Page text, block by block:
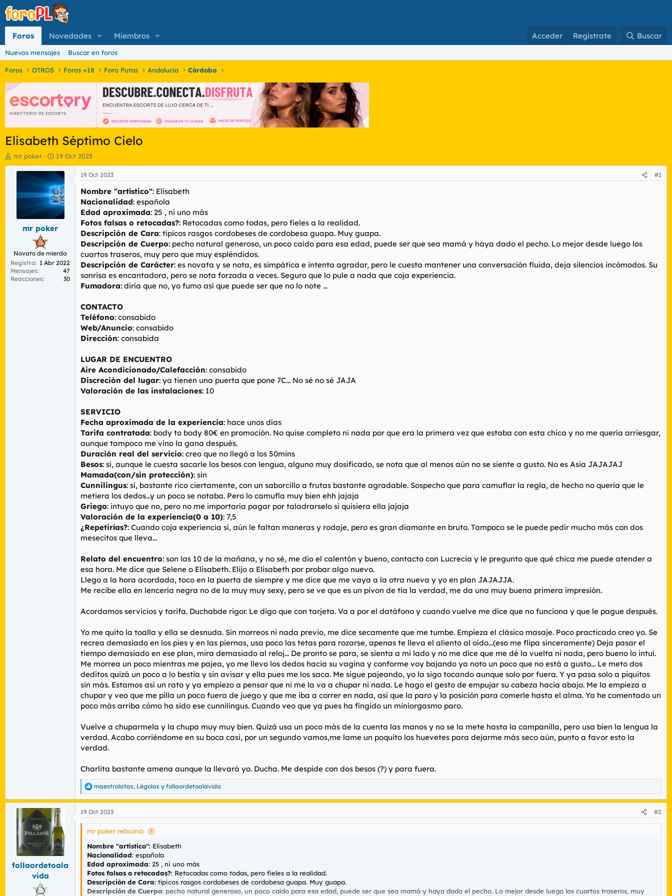
Foros Novedades Miembros Acceder Regístrate Buscar
Nuevos mensajes Buscar en foros
Foros OTROS Foros +18 Foro Putas Andalucía Córdoba
Elisabeth Séptimo Cielo
I
n
a
o
l
t
e
m
mr poker
F
e
c
h
a
d
e
i
n
i
o
19 Oct 2023
mr poker
Novato de mierda
Registro
1 Abr 2022
Mensajes
47
Reacciones
30
19 Oct 2023 #1
Nombre "artístico": Elisabeth
Nacionalidad: española
Edad aproximada: 25 , ni uno más
Fotos falsas o retocadas?: Retocadas como todas, pero fieles a la realidad.
Descripción de Cara: típicos rasgos cordobeses de cordobesa guapa. Muy guapa.
Descripción de Cuerpo: pecho natural generoso, un poco caído para esa edad, puede ser que sea mamá y haya dado el pecho. Lo mejor desde luego los
cuartos traseros, muy pero que muy espléndidos.
Descripción de Carácter: es novata y se nota, es simpática e intenta agradar, pero le cuesta mantener una conversación fluida, deja silencios incómodos. Su
sonrisa es encantadora, pero se nota forzada a veces. Seguro que lo pule a nada que coja experiencia.
Fumadora: diría que no, yo fumo así que puede ser que no lo note ...
CONTACTO
Teléfono: consabido
Web/Anuncio: consabido
Dirección: consabida
LUGAR DE ENCUENTRO
Aire Acondicionado/Calefacción: consabido
Discreción del lugar: ya tienen una puerta que pone 7C... No sé no sé JAJA
Valoración de las instalaciones: 10
SERVICIO
Fecha aproximada de la experiencia: hace unos días
Tarifa contratada: body to body 80€ en promoción. No quise completo ni nada por que era la primera vez que estaba con esta chica y no me quería arriesgar,
aunque tampoco me vino la gana después.
Duración real del servicio: creo que no llegó a los 50mins
Besos: sí, aunque le cuesta sacarle los besos con lengua, alguno muy dosificado, se nota que al menos aún no se siente a gusto. No es Asia JAJAJAJ
Mamada(con/sin protección): sin
Cunnilingus: sí, bastante rico ciertamente, con un saborcillo a frutas bastante agradable. Sospecho que para camuflar la regla, de hecho no quería que le
metiera los dedos...y un poco se notaba. Pero lo camufla muy bien ehh jajaja
Griego: intuyo que no, pero no me importaría pagar por taladrarselo si quisiera ella jajaja
Valoración de la experiencia(0 a 10): 7,5
¿Repetirías?: Cuando coja experiencia sí, aún le faltan maneras y rodaje, pero es gran diamante en bruto. Tampoco se le puede pedir mucho más con dos
mesecitos que lleva...
Relato del encuentro: son las 10 de la mañana, y no sé, me dio el calentón y bueno, contacto con Lucrecia y le pregunto que qué chica me puede atender a
esa hora. Me dice que Selene o Elisabeth. Elijo a Elisabeth por probar algo nuevo.
Llego a la hora acordada, toco en la puerta de siempre y me dice que me vaya a la otra nueva y yo en plan JAJAJJA.
Me recibe ella en lencería negra no de la muy muy sexy, pero se ve que es un pivon de tía la verdad, me da una muy buena primera impresión.
Acordamos servicios y tarifa. Duchabde rigor. Le digo que con tarjeta. Va a por el datáfono y cuando vuelve me dice que no funciona y que le pague después.
Yo me quito la toalla y ella se desnuda. Sin morreos ni nada previo, me dice secamente que me tumbe. Empieza el clásico masaje. Poco practicado creo yo. Se
recrea demasiado en los pies y en las piernas, usa poco las tetas para rozarse, apenas te lleva el aliento al oído...(eso me flipa sinceramente) Deja pasar el
tiempo demasiado en ese plan, mira demasiado al reloj... De pronto se para, se sienta a mi lado y no me dice que me dé la vuelta ni nada, pero bueno lo intuí.
Me morrea un poco mientras me pajea, yo me llevo los dedos hacia su vagina y conforme voy bajando ya noto un poco que no está a gusto... Le meto dos
deditos quizá un poco a lo bestia y sin avisar y ella pues me los saca. Me sigue pajeando, yo la sigo tocando aunque solo por fuera. Y ya pasa solo a piquitos
sin más. Estamos así un rato y ya empiezo a pensar que ni me la va a chupar ni nada. Le hago el gesto de empujar su cabeza hacia abajo. Me la empieza a
chupar y veo que me pilla un poco fuera de juego y que me iba a correr en nada, así que la paro y la posición para comerle hasta el alma. Ya he comentado un
poco más arriba cómo ha sido ese cunnilingus. Cuando veo que ya pues ha fingido un miniorgasmo paro.
Vuelve a chuparmela y la chupa muy muy bien. Quizá usa un poco más de la cuenta las manos y no se la mete hasta la campanilla, pero usa bien la lengua la
verdad. Acabo corriéndome en su boca casi, por un segundo vamos,me lame un poquito los huevetes para dejarme más seco aún, punto a favor esto la
verdad.
Charlita bastante amena aunque la llevará yo. Ducha. Me despide con dos besos (?) y para fuera.
R
e
a
c
c
maestrolatas, Légolas y follaordetoalavida
follaordetoala
vida
19 Oct 2023 #2
mr poker rebuznó:
Nombre "artístico": Elisabeth
Nacionalidad: española
Edad aproximada: 25 , ni uno más
Fotos falsas o retocadas?: Retocadas como todas, pero fieles a la realidad.
Descripción de Cara: típicos rasgos cordobeses de cordobesa guapa. Muy guapa.
Descripción de Cuerpo: pecho natural generoso, un poco caído para esa edad, puede ser que sea mamá y haya dado el pecho. Lo mejor desde luego los cuartos traseros, muy